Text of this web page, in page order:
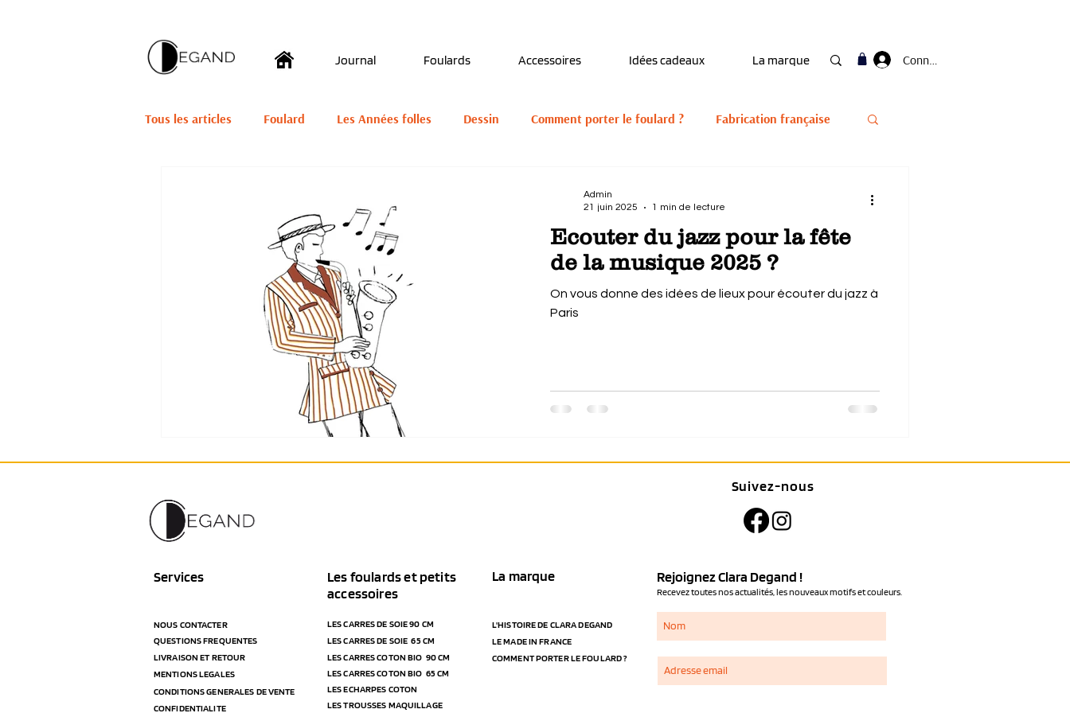
Journal Foulards Accessoires Idées cadeaux La marque Connexion
Tous les articles Foulard Les Années folles Dessin Comment porter le foulard ? Fabrication française
Ecouter du jazz pour la fête
de la musique 2025 ?
On vous donne des idées de lieux pour écouter du jazz à
Paris
Admin
21 juin 2025
1 min de lecture
Suivez-nous
Rejoignez Clara Degand !
Recevez toutes nos actualités, les nouveaux motifs et couleurs.
Les foulards et petits
accessoires
LES CARRES DE SOIE 90 CM
LES CARRES DE SOIE 65 CM
LES CARRES COTON BIO 90 CM
LES CARRES COTON BIO 65 CM
LES ECHARPES COTON
LES TROUSSES MAQUILLAGE
Services
NOUS CONTACTER
QUESTIONS FREQUENTES
LIVRAISON ET RETOUR
MENTIONS LEGALES
CONDITIONS GENERALES DE VENTE
CONFIDENTIALITE
La marque
L'HISTOIRE DE CLARA DEGAND
LE MADE IN FRANCE
COMMENT PORTER LE FOULARD ?